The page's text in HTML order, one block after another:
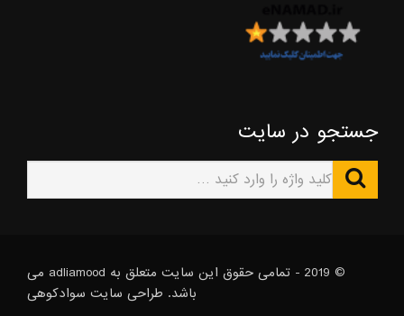
جستجو در سایت
© 2019 - تمامی حقوق این سایت متعلق به adliamood می
باشد. طراحی سایت سوادکوهی